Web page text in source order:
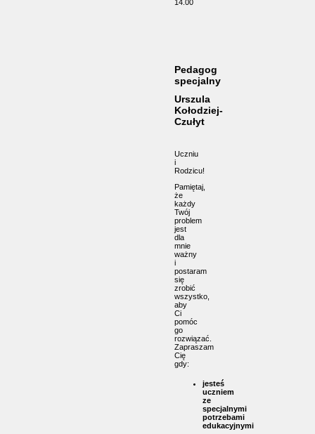
14.00
Pedagog
specjalny
Urszula
Kołodziej-
Czułyt
Uczniu
i
Rodzicu!
Pamiętaj,
że
każdy
Twój
problem
jest
dla
mnie
ważny
i
postaram
się
zrobić
wszystko,
aby
Ci
pomóc
go
rozwiązać.
Zapraszam
Cię
gdy:
jesteś
uczniem
ze
specjalnymi
potrzebami
edukacyjnymi